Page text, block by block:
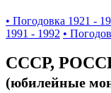
• Погодовка 1921 -
1991 - 1992 •
СССР,
(юбилейные